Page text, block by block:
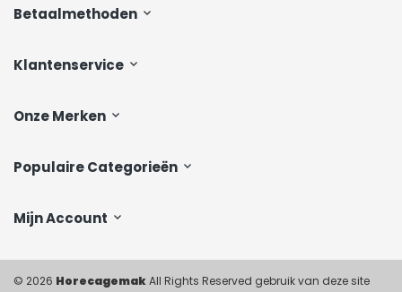
Klantenservice
Onze Merken
Populaire Categorieën
Mijn Account
Betaalmethoden
© 2026 HorecagemakAll Rights Reserved gebruik van deze site